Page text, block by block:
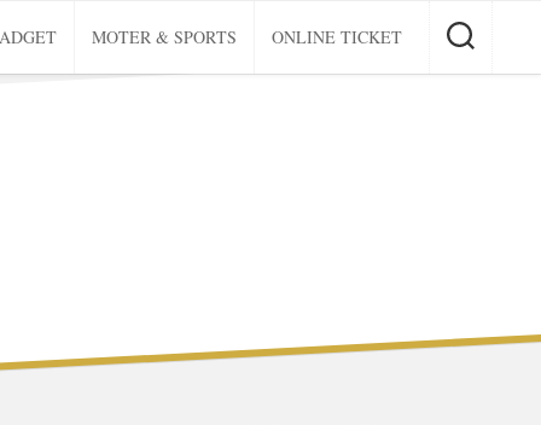
MOTER & SPORTS ONLINE TICKET